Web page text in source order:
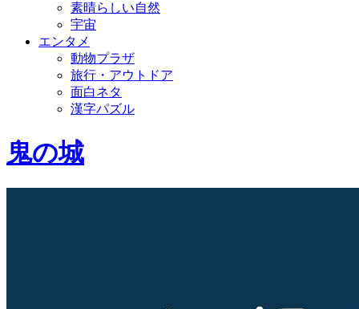
素晴らしい自然
宇宙
エンタメ
動物プラザ
旅行・アウトドア
面白ネタ
漢字パズル
鬼の城